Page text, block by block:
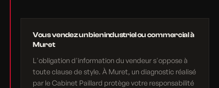
Vous vendez un bien industriel ou commercial à
Muret
L'obligation d'information du vendeur s'oppose à
toute clause de style. À Muret, un diagnostic réalisé
par le Cabinet Paillard protège votre responsabilité